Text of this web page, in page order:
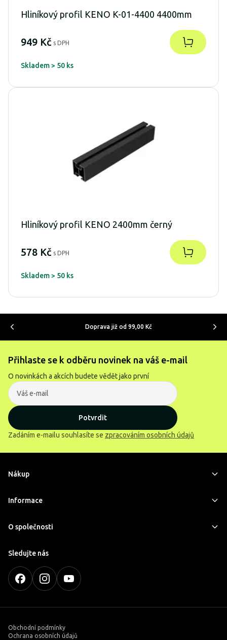
Hliníkový profil KENO K-01-4400 4400mm
949 Kč s DPH
Skladem > 50 ks
Hliníkový profil KENO 2400mm černý
578 Kč s DPH
Skladem > 50 ks
Doprava již od 99,00 Kč
Přihlaste se k odběru novinek na váš e-mail
O novinkách a akcích budete vědět jako první
Potvrdit
Zadáním e-mailu souhlasíte se zpracováním osobních údajů
Nákup
Informace
O společnosti
Sledujte nás
Obchodní podmínky
Ochrana osobních údajů